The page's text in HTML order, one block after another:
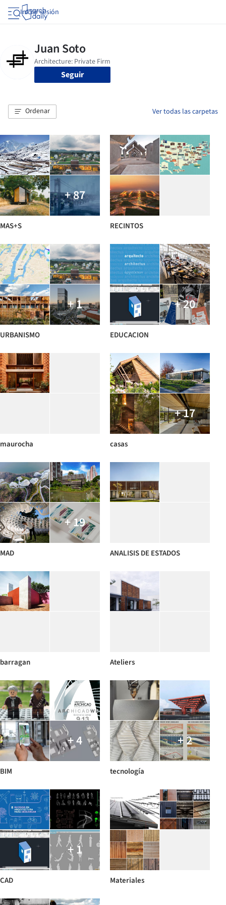
Iniciar sesión
Seguir
Ordenar Ver todas las carpetas
+ 87
MAS+S RECINTOS
+ 1
URBANISMO
+ 20
EDUCACION
maurocha
+ 17
casas
+ 19
MAD ANALISIS DE ESTADOS
barragan Ateliers
+ 4
BIM
+ 2
tecnología
+ 1
CAD Materiales